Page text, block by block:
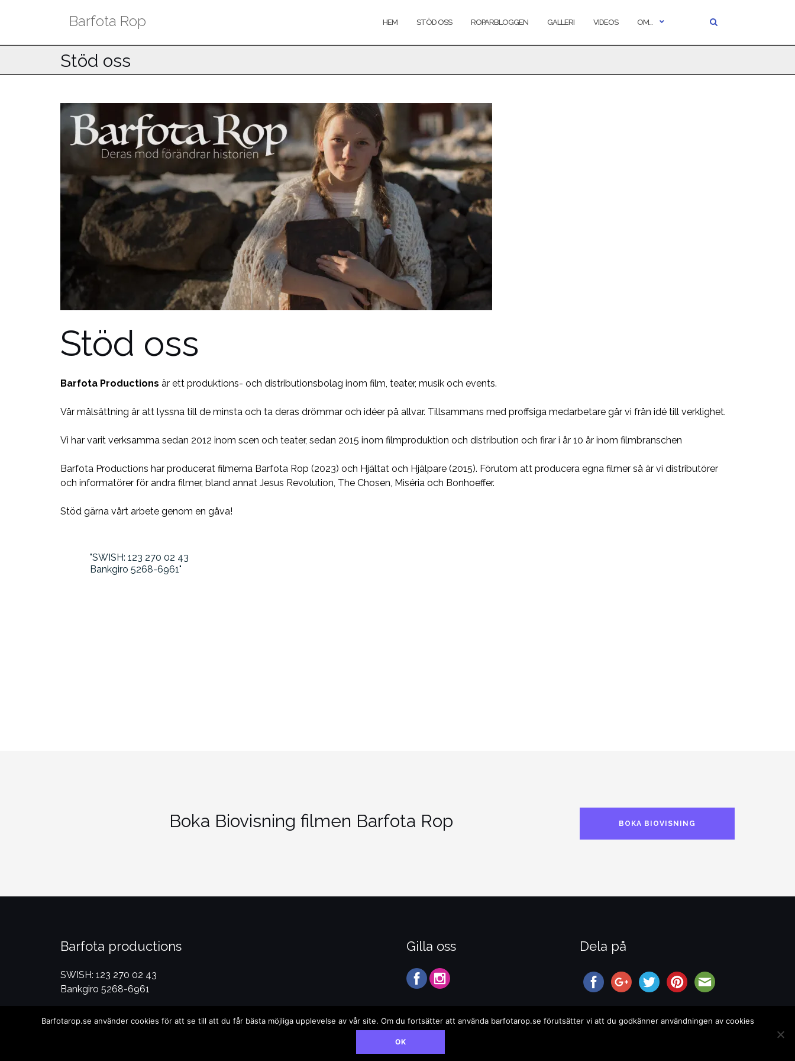
Barfota Rop HEM STÖD OSS ROPARBLOGGEN GALLERI VIDEOS OM…
Stöd oss
Stöd oss
Barfota Productions är ett produktions- och distributionsbolag inom film, teater, musik och events.
Vår målsättning är att lyssna till de minsta och ta deras drömmar och idéer på allvar. Tillsammans med proffsiga medarbetare går vi från idé till verklighet.
Vi har varit verksamma sedan 2012 inom scen och teater, sedan 2015 inom filmproduktion och distribution och firar i år 10 år inom filmbranschen
Barfota Productions har producerat filmerna Barfota Rop (2023) och Hjältat och Hjälpare (2015). Förutom att producera egna filmer så är vi distributörer
och informatörer för andra filmer, bland annat Jesus Revolution, The Chosen, Miséria och Bonhoeffer.
Stöd gärna vårt arbete genom en gåva!
SWISH: 123 270 02 43
Bankgiro 5268-6961
Boka Biovisning filmen Barfota Rop BOKA BIOVISNING
Barfota productions
SWISH: 123 270 02 43
Bankgiro 5268-6961
Gilla oss Dela på
Barfotarop.se använder cookies för att se till att du får bästa möjliga upplevelse av vår site. Om du fortsätter att använda barfotarop.se förutsätter vi att du godkänner användningen av cookies
OK